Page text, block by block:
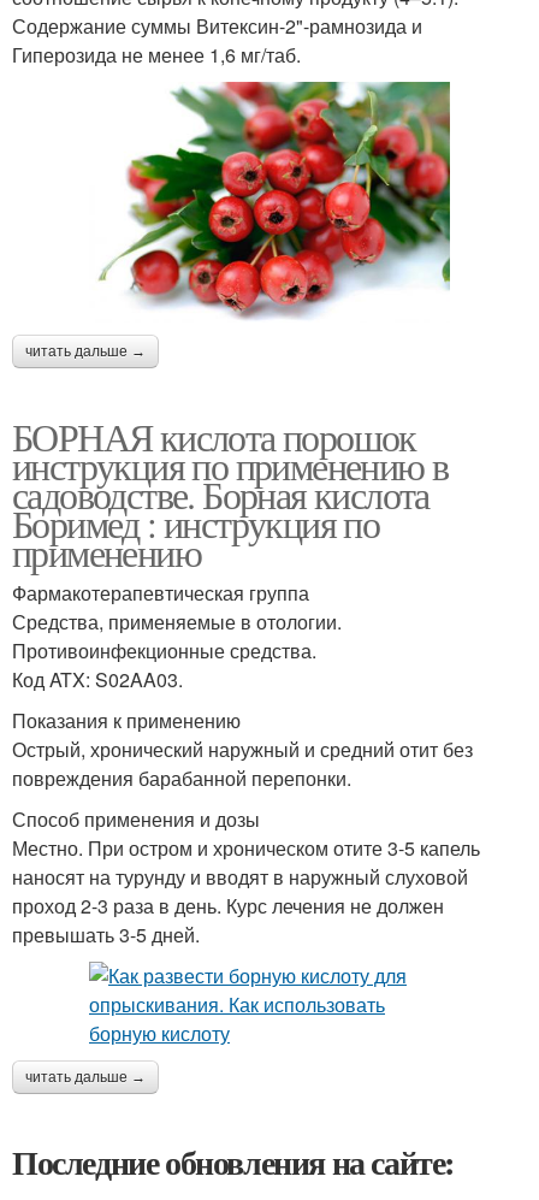
Содержание суммы Витексин-2"-рамнозида и
Гиперозида не менее 1,6 мг/таб.
читать дальше →
БОРНАЯ кислота порошок
инструкция по применению в
садоводстве. Борная кислота
Боримед : инструкция по
применению
Фармакотерапевтическая группа
Средства, применяемые в отологии.
Противоинфекционные средства.
Код ATX: S02AA03.
Показания к применению
Острый, хронический наружный и средний отит без
повреждения барабанной перепонки.
Способ применения и дозы
Местно. При остром и хроническом отите 3-5 капель
наносят на турунду и вводят в наружный слуховой
проход 2-3 раза в день. Курс лечения не должен
превышать 3-5 дней.
читать дальше →
Последние обновления на сайте: